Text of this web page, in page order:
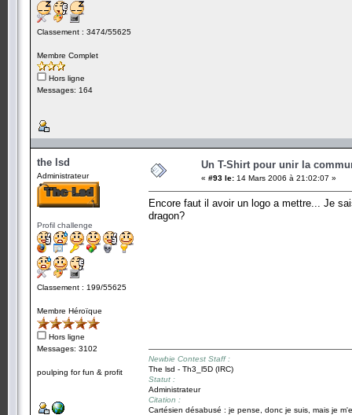
Classement : 3474/55625
Membre Complet
Hors ligne
Messages: 164
the lsd
Administrateur
Profil challenge
Classement : 199/55625
Membre Héroïque
Hors ligne
Messages: 3102
poulping for fun & profit
Un T-Shirt pour unir la
« #93 le: 14 Mars 2006 à 21:02:07 »
Encore faut il avoir un logo a mettre... Je
dragon?
Newbie Contest Staff :
The lsd - Th3_l5D (IRC)
Statut :
Administrateur
Citation :
Cartésien désabusé : je pense, donc je suis, mais je